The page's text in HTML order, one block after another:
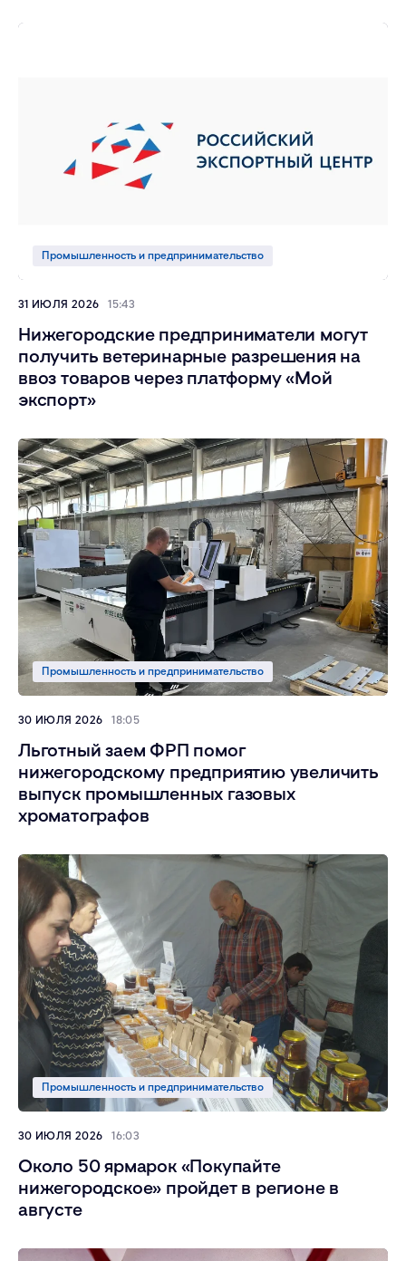
Нижегородские предприниматели могут
получить ветеринарные разрешения на
ввоз товаров через платформу «Мой
экспорт»
Промышленность и предпринимательство
31 ИЮЛЯ 2026 15:43
Льготный заем ФРП помог
нижегородскому предприятию увеличить
выпуск промышленных газовых
хроматографов
Промышленность и предпринимательство
30 ИЮЛЯ 2026 18:05
Около 50 ярмарок «Покупайте
нижегородское» пройдет в регионе в
августе
Промышленность и предпринимательство
30 ИЮЛЯ 2026 16:03